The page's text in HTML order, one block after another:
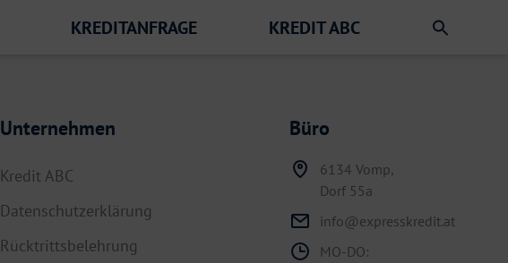
KREDITANFRAGE KREDIT ABC
Unternehmen
Kredit ABC
Datenschutzerklärung
Rücktrittsbelehrung
Büro
6134 Vomp,
Dorf 55a
info@expresskredit.at
MO-DO: